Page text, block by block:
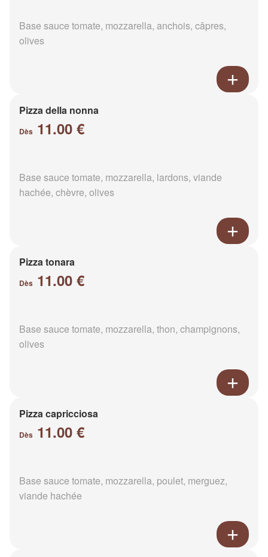
Base sauce tomate, mozzarella, anchois, câpres,
olives
Pizza della nonna
Dès 11.00 €
Base sauce tomate, mozzarella, lardons, viande
hachée, chèvre, olives
Pizza tonara
Dès 11.00 €
Base sauce tomate, mozzarella, thon, champignons,
olives
Pizza capricciosa
Dès 11.00 €
Base sauce tomate, mozzarella, poulet, merguez,
viande hachée